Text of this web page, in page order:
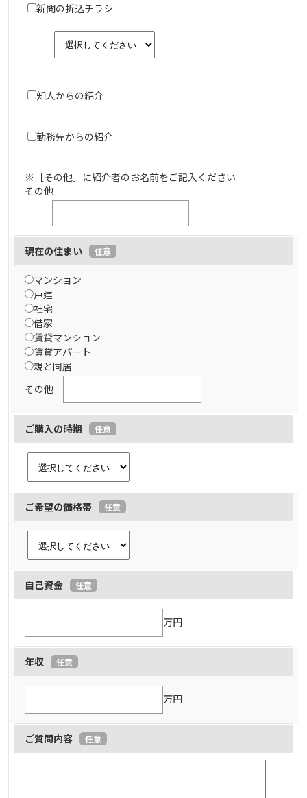
新聞の折込チラシ
知人からの紹介
勤務先からの紹介
※［その他］に紹介者のお名前をご記入ください
その他
現在の住まい 任意
マンション
戸建
社宅
借家
賃貸マンション
賃貸アパート
親と同居
その他
ご購入の時期 任意
ご希望の価格帯 任意
自己資金 任意
万円
年収 任意
万円
ご質問内容 任意